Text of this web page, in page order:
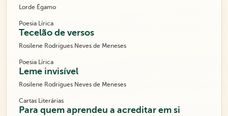
Lorde Égamo
Poesia Lírica
Tecelão de versos
Rosilene Rodrigues Neves de Meneses
Poesia Lírica
Leme invisível
Rosilene Rodrigues Neves de Meneses
Cartas Literárias
Para quem aprendeu a acreditar em si